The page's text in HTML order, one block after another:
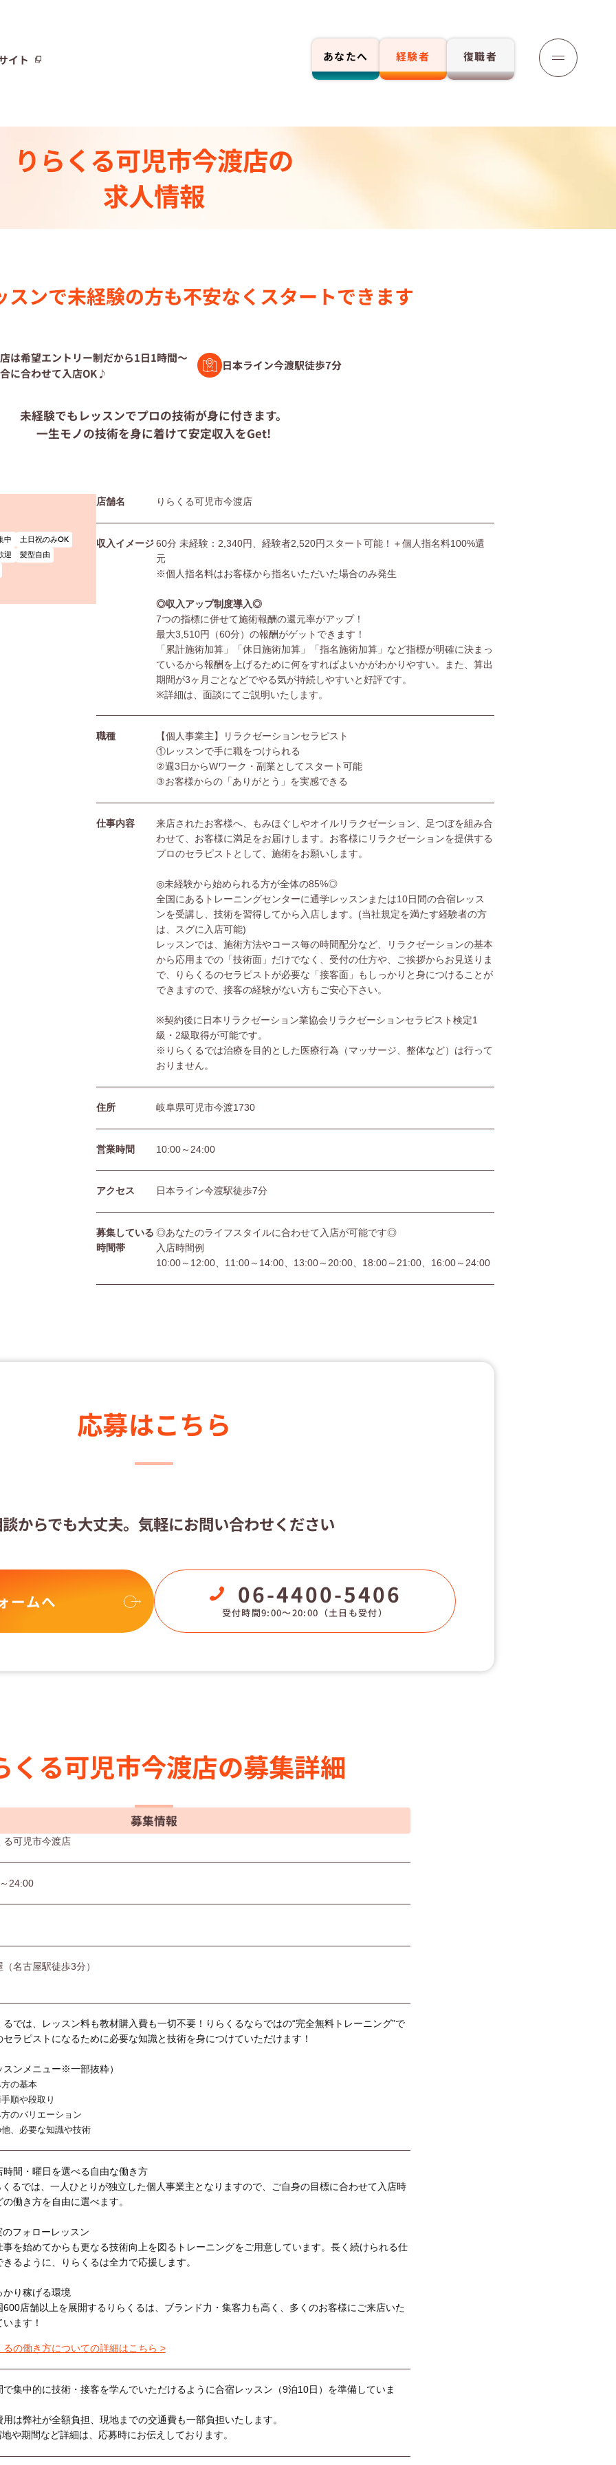
イト あなたへ 経験者 復職者
ト
ーリー⼀覧
度
中の店舗検索
募集
の皆様へ
利用規約
サイトマップ
りらくる可児市今渡店の
求人情報
スンで未経験の⽅も不安なく スタートできます
は希望エントリー制だから1日1時間～
に合わせて入店OK♪
日本ライン今渡駅徒歩7分
未経験でもレッスンでプロの技術が身に付きます。
一生モノの技術を身に着けて安定収入をGet!
中
土日祝のみOK
迎
髪型自由
店舗名 りらくる可児市今渡店
収入イメージ60分 未経験：2,340円、経験者2,520円スタート可能！＋個人指名料100%還
元
※個人指名料はお客様から指名いただいた場合のみ発生
◎収入アップ制度導入◎
7つの指標に併せて施術報酬の還元率がアップ！
最大3,510円（60分）の報酬がゲットできます！
「累計施術加算」「休日施術加算」「指名施術加算」など指標が明確に決まっ
ているから報酬を上げるために何をすればよいかがわかりやすい。また、算出
期間が3ヶ月ごとなどでやる気が持続しやすいと好評です。
※詳細は、面談にてご説明いたします。
職種
【個人事業主】リラクゼーションセラピスト
①レッスンで手に職をつけられる
②週3日からWワーク・副業としてスタート可能
③お客様からの「ありがとう」を実感できる
仕事内容
来店されたお客様へ、もみほぐしやオイルリラクゼーション、足つぼを組み合
わせて、お客様に満足をお届けします。お客様にリラクゼーションを提供する
プロのセラピストとして、施術をお願いします。
◎未経験から始められる方が全体の85%◎
全国にあるトレーニングセンターに通学レッスンまたは10日間の合宿レッス
ンを受講し、技術を習得してから入店します。(当社規定を満たす経験者の方
は、スグに入店可能)
レッスンでは、施術方法やコース毎の時間配分など、リラクゼーションの基本
から応用までの「技術面」だけでなく、受付の仕方や、ご挨拶からお見送りま
で、りらくるのセラピストが必要な「接客面」もしっかりと身につけることが
できますので、接客の経験がない方もご安心下さい。
※契約後に日本リラクゼーション業協会リラクゼーションセラピスト検定1
級・2級取得が可能です。
※りらくるでは治療を目的とした医療行為（マッサージ、整体など）は行って
おりません。
住所 岐阜県可児市今渡1730
営業時間 10:00～24:00
アクセス 日本ライン今渡駅徒歩7分
募集している
時間帯
◎あなたのライフスタイルに合わせて入店が可能です◎
入店時間例
10:00～12:00、11:00～14:00、13:00～20:00、18:00～21:00、16:00～24:00
応募はこちら
からでも大丈夫。気軽にお問い合わせください
ームへ 06-4400-5406
受付時間9:00〜20:00 （土日も受付）
くる可児市今渡店の募集詳細
募集情報
る可児市今渡店
24:00
名古屋駅徒歩3分）
るでは、レッスン料も教材購入費も一切不要！りらくるならではの“完全無料トレーニング”で
セラピストになるために必要な知識と技術を身につけていただけます！
スンメニュー※一部抜粋）
の基本
順や段取り
のバリエーション
、必要な知識や技術
間・曜日を選べる自由な働き方
るでは、一人ひとりが独立した個人事業主となりますので、ご自身の目標に合わせて入店時
働き方を自由に選べます。
フォローレッスン
を始めてからも更なる技術向上を図るトレーニングをご用意しています。長く続けられる仕
きるように、りらくるは全力で応援します。
り稼げる環境
店舗以上を展開するりらくるは、ブランド力・集客力も高く、多くのお客様にご来店いた
ます！
るの働き方についての詳細はこちら >
で集中的に技術・接客を学んでいただけるように合宿レッスン（9泊10日）を準備していま
用は弊社が全額負担、現地までの交通費も一部負担いたします。
や期間など詳細は、応募時にお伝えしております。